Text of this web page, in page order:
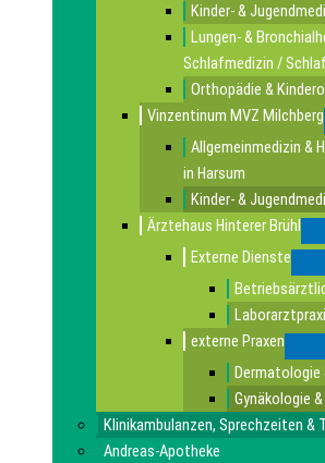
Kinder- &
Lungen- &
Schlafmedizin /
Orthopädie &
Vinzentinum MVZ Milchberg
Allgemeinmedizin &
in Harsum
Kinder- &
Ärztehaus Hinterer Brühl
Externe Dienste
externe Praxen
Dermatologie
Gynäkologie
Klinikambulanzen, Sprechzeiten &
Andreas-Apotheke